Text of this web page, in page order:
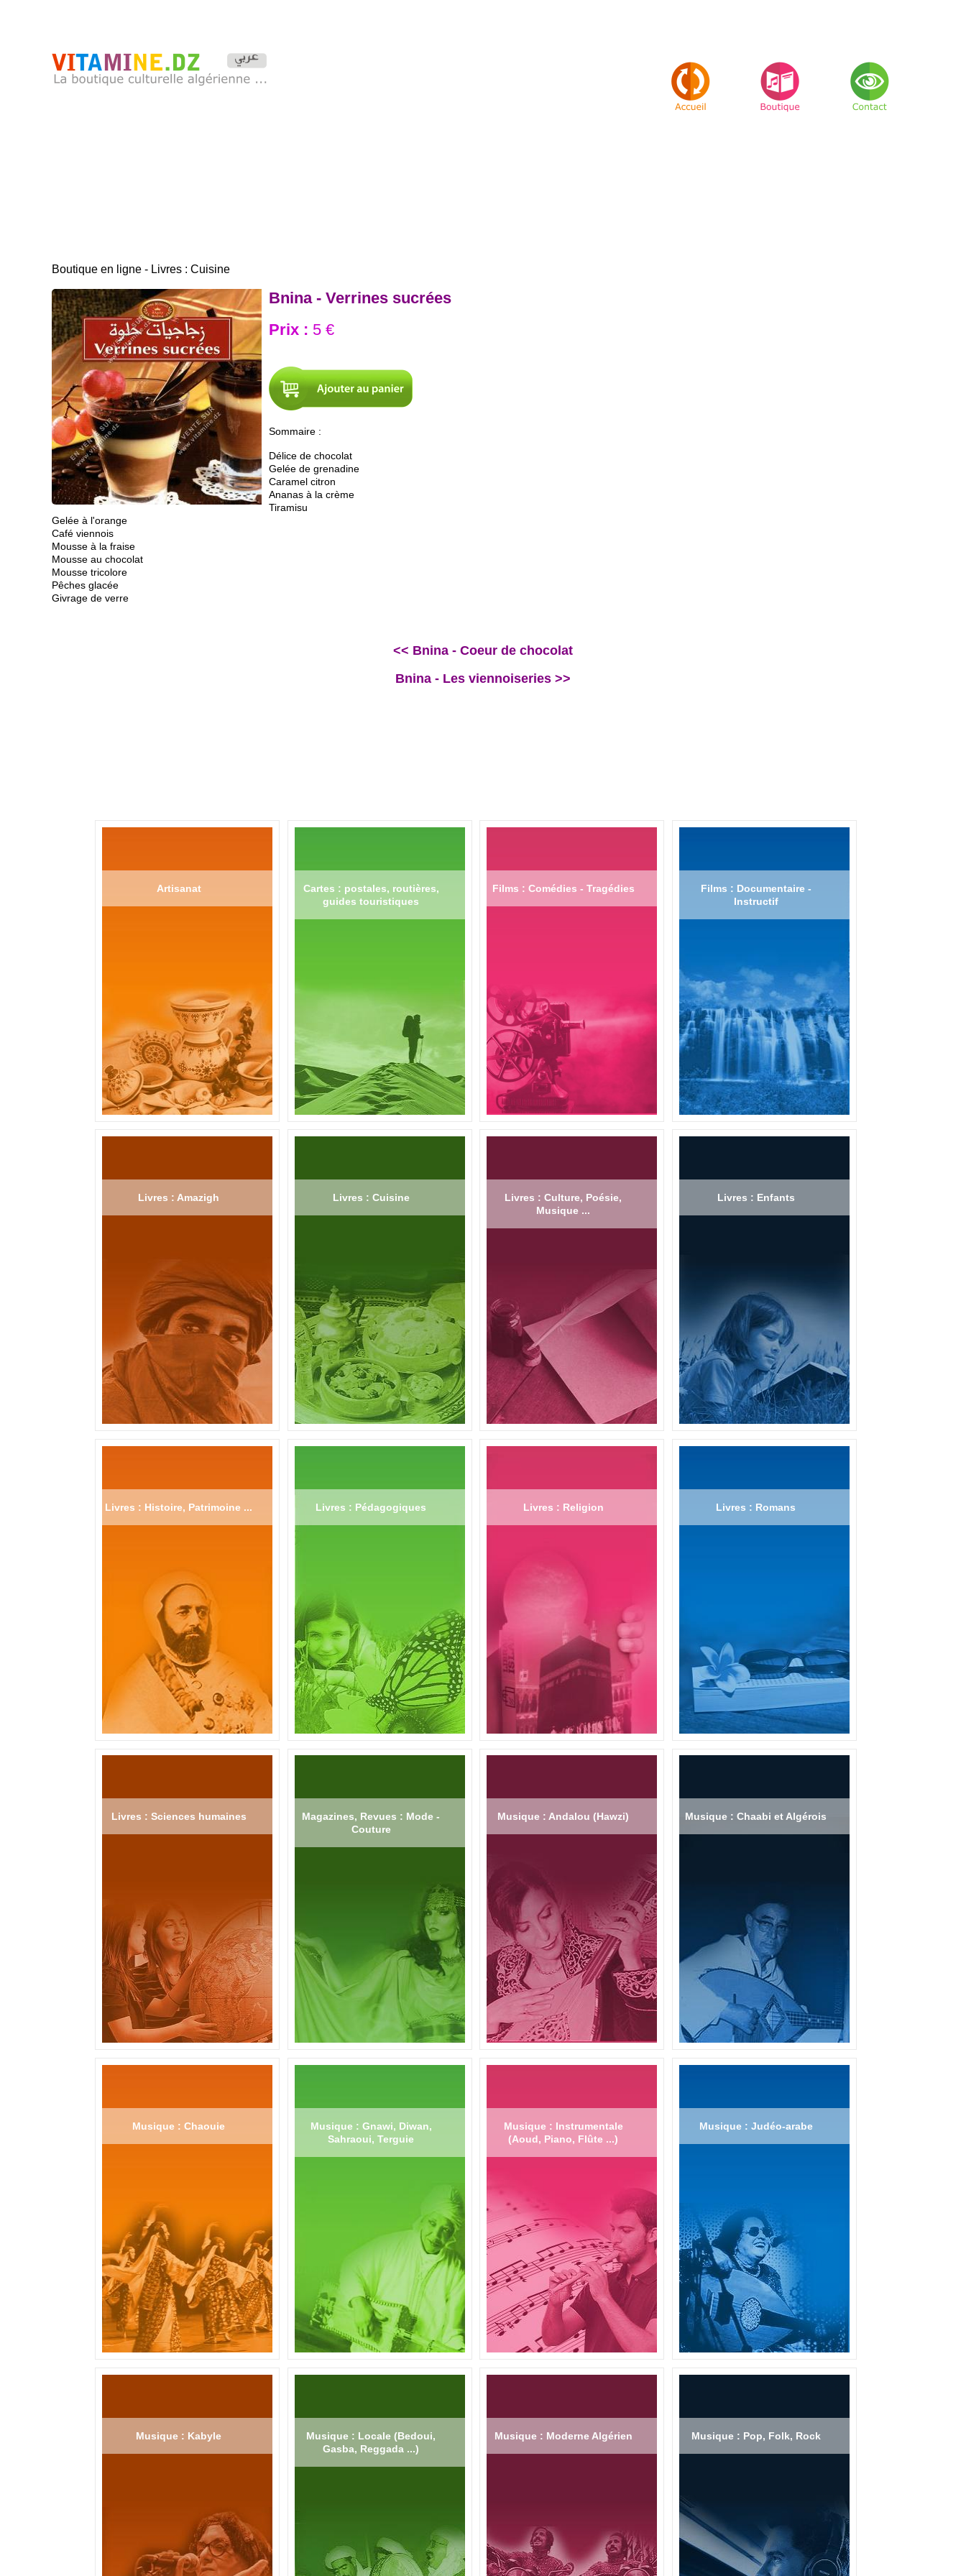
Boutique en ligne - Livres : Cuisine
Bnina - Verrines sucrées
Prix : 5 €
Sommaire :
Délice de chocolat
Gelée de grenadine
Caramel citron
Ananas à la crème
Tiramisu
Gelée à l'orange
Café viennois
Mousse à la fraise
Mousse au chocolat
Mousse tricolore
Pêches glacée
Givrage de verre
<< Bnina - Coeur de chocolat
Bnina - Les viennoiseries >>
Artisanat
Cartes : postales, routières,
guides touristiques
Films : Comédies - Tragédies
Films : Documentaire -
Instructif
Livres : Amazigh Livres : Cuisine
Livres : Culture, Poésie,
Musique ...
Livres : Enfants
Livres : Histoire, Patrimoine ... Livres : Pédagogiques Livres : Religion Livres : Romans
Livres : Sciences humaines
Magazines, Revues : Mode -
Couture
Musique : Andalou (Hawzi) Musique : Chaabi et Algérois
Musique : Chaouie
Musique : Gnawi, Diwan,
Sahraoui, Terguie
Musique : Instrumentale
(Aoud, Piano, Flûte ...)
Musique : Judéo-arabe
Musique : Kabyle
Musique : Locale (Bedoui,
Gasba, Reggada ...)
Musique : Moderne Algérien Musique : Pop, Folk, Rock